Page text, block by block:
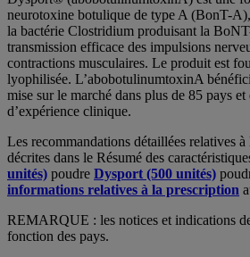
neurotoxine botulique de type A (BonT-
la bactérie Clostridium produisant la
transmission efficace des impulsions
contractions musculaires. Le produit est
lyophilisée. L’abobotulinumtoxinA
mise sur le marché dans plus de 85 pays
d’expérience clinique.
Les recommandations détaillées relatives
décrites dans le Résumé des
unités) poudre Dysport (500 unités)
informations relatives à la prescription
REMARQUE : les notices et indications
fonction des pays.